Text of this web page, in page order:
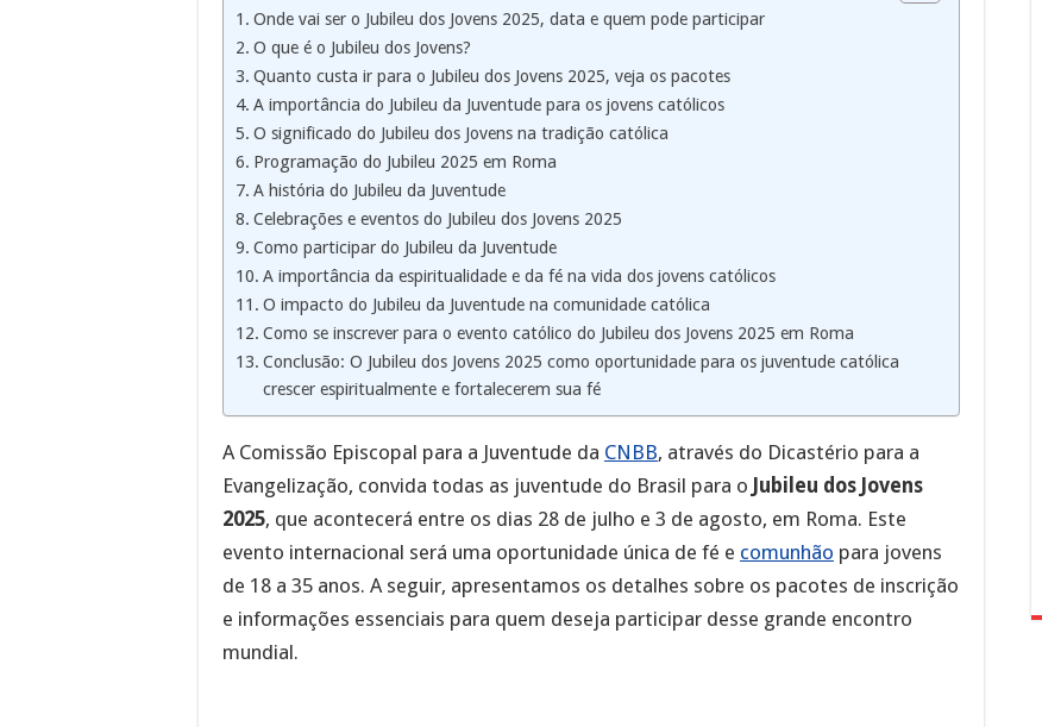
Onde vai ser o Jubileu dos Jovens 2025, data e quem pode participar
O que é o Jubileu dos Jovens?
Quanto custa ir para o Jubileu dos Jovens 2025, veja os pacotes
A importância do Jubileu da Juventude para os jovens católicos
O significado do Jubileu dos Jovens na tradição católica
Programação do Jubileu 2025 em Roma
A história do Jubileu da Juventude
Celebrações e eventos do Jubileu dos Jovens 2025
Como participar do Jubileu da Juventude
A importância da espiritualidade e da fé na vida dos jovens católicos
O impacto do Jubileu da Juventude na comunidade católica
Como se inscrever para o evento católico do Jubileu dos Jovens 2025 em Roma
Conclusão: O Jubileu dos Jovens 2025 como oportunidade para os juventude católica
crescer espiritualmente e fortalecerem sua fé
A Comissão Episcopal para a Juventude da CNBB, através do Dicastério para a
Evangelização, convida todas as juventude do Brasil para o Jubileu dos Jovens
2025, que acontecerá entre os dias 28 de julho e 3 de agosto, em Roma. Este
evento internacional será uma oportunidade única de fé e comunhão para jovens
de 18 a 35 anos. A seguir, apresentamos os detalhes sobre os pacotes de inscrição
e informações essenciais para quem deseja participar desse grande encontro
mundial.